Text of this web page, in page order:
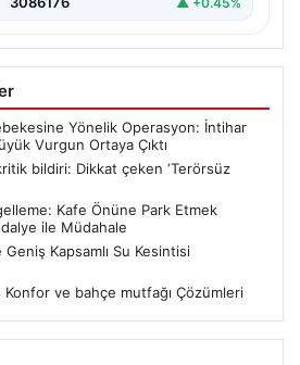
Yönelik Operasyon: İntihar
Vurgun Ortaya Çıktı
bildiri: Dikkat çeken ‘Terörsüz
Kafe Önüne Park Etmek
ile Müdahale
Kapsamlı Su Kesintisi
Konfor ve bahçe mutfağı Çözümleri